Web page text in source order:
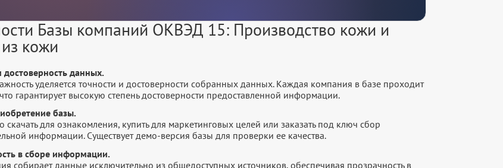
Базы компаний ОКВЭД 15: Производство кожи и
кожи
достоверность данных.
уделяется точности и достоверности собранных данных. Каждая компания в базе проходит
гарантирует высокую степень достоверности предоставленной информации.
базы.
скачать для ознакомления, купить для маркетинговых целей или заказать под ключ сбор
информации. Существует демо-версия базы для проверки ее качества.
в сборе информации.
собирает данные исключительно из общедоступных источников, обеспечивая прозрачность в